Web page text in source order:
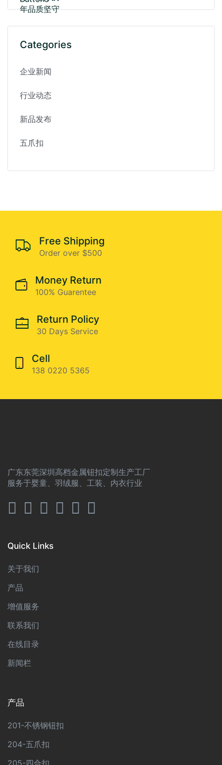
Categories
企业新闻
行业动态
新品发布
五爪扣
Free Shipping
Order over $500
Money Return
100% Guarentee
Return Policy
30 Days Service
Cell
138 0220 5365
广东东莞深圳高档金属钮扣定制生产工厂
服务于婴童、羽绒服、工装、内衣行业
Quick Links
关于我们
产品
增值服务
联系我们
在线目录
新闻栏
产品
201-不锈钢钮扣
204-五爪扣